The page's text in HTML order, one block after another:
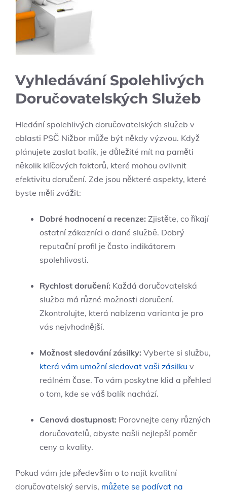
Vyhledávání Spolehlivých
Doručovatelských Služeb
Hledání spolehlivých doručovatelských služeb v
oblasti PSČ Nižbor může být někdy výzvou. Když
plánujete zaslat balík, je důležité mít na paměti
několik klíčových faktorů, které mohou ovlivnit
efektivitu doručení. Zde jsou některé aspekty, které
byste měli zvážit:
Dobré hodnocení a recenze: Zjistěte, co říkají
ostatní zákazníci o dané službě. Dobrý
reputační profil je často indikátorem
spolehlivosti.
Rychlost doručení: Každá doručovatelská
služba má různé možnosti doručení.
Zkontrolujte, která nabízena varianta je pro
vás nejvhodnější.
Možnost sledování zásilky: Vyberte si službu,
která vám umožní sledovat vaši zásilku v
reálném čase. To vám poskytne klid a přehled
o tom, kde se váš balík nachází.
Cenová dostupnost: Porovnejte ceny různých
doručovatelů, abyste našli nejlepší poměr
ceny a kvality.
Pokud vám jde především o to najít kvalitní
doručovatelský servis, můžete se podívat na